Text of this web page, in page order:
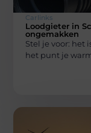
Carlinks
Loodgieter in
ongemakken
Stel je voor: het
het punt je